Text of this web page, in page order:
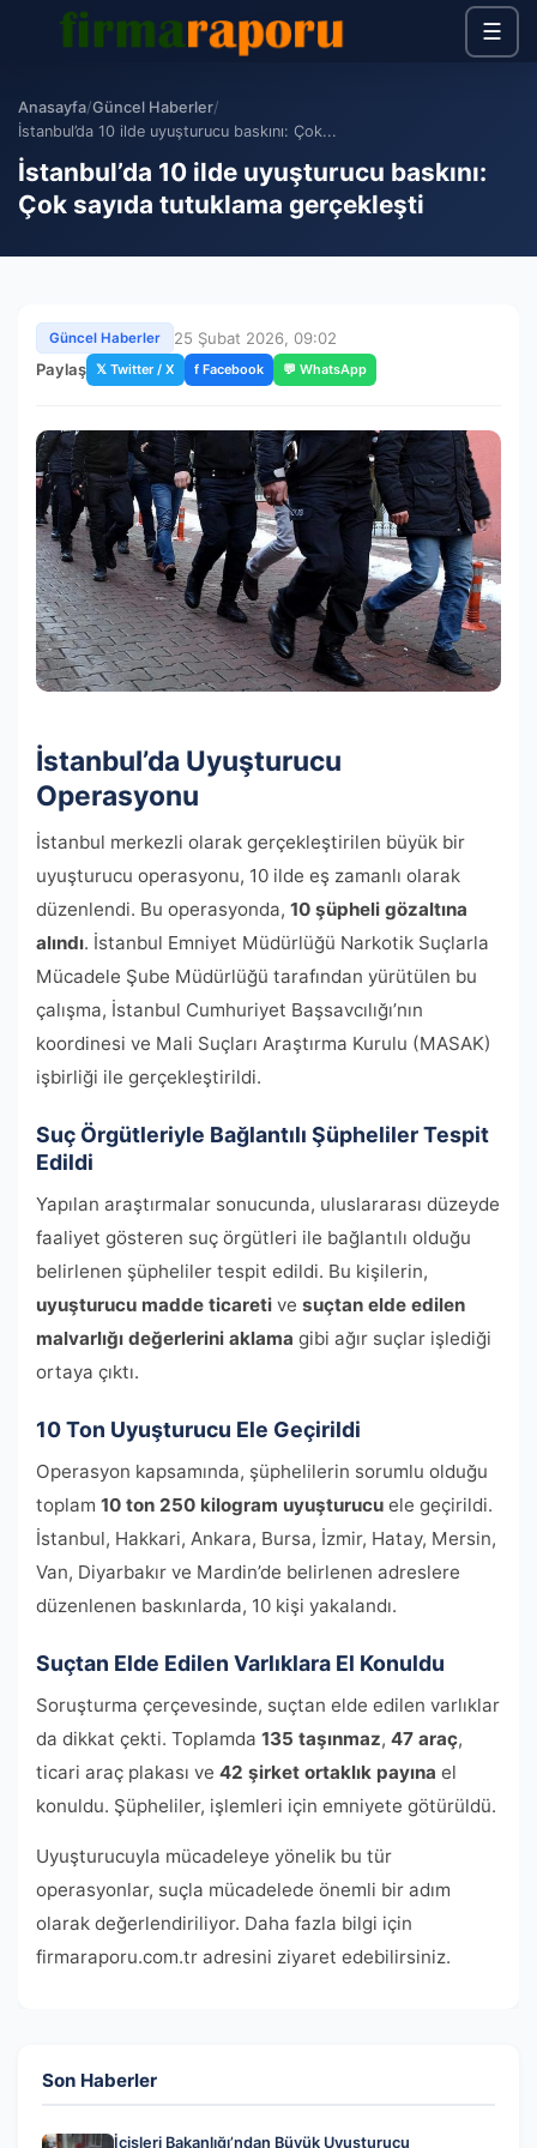
☰
Anasayfa/Güncel Haberler/
İstanbul’da 10 ilde uyuşturucu baskını: Çok...
İstanbul’da 10 ilde uyuşturucu baskını:
Çok sayıda tutuklama gerçekleşti
Güncel Haberler
25 Şubat 2026, 09:02
Paylaş 𝕏 Twitter / X f Facebook 💬 WhatsApp
İstanbul’da Uyuşturucu
Operasyonu
İstanbul merkezli olarak gerçekleştirilen büyük bir
uyuşturucu operasyonu, 10 ilde eş zamanlı olarak
düzenlendi. Bu operasyonda, 10 şüpheli gözaltına
alındı. İstanbul Emniyet Müdürlüğü Narkotik Suçlarla
Mücadele Şube Müdürlüğü tarafından yürütülen bu
çalışma, İstanbul Cumhuriyet Başsavcılığı’nın
koordinesi ve Mali Suçları Araştırma Kurulu (MASAK)
işbirliği ile gerçekleştirildi.
Suç Örgütleriyle Bağlantılı Şüpheliler Tespit
Edildi
Yapılan araştırmalar sonucunda, uluslararası düzeyde
faaliyet gösteren suç örgütleri ile bağlantılı olduğu
belirlenen şüpheliler tespit edildi. Bu kişilerin,
uyuşturucu madde ticareti ve suçtan elde edilen
malvarlığı değerlerini aklama gibi ağır suçlar işlediği
ortaya çıktı.
10 Ton Uyuşturucu Ele Geçirildi
Operasyon kapsamında, şüphelilerin sorumlu olduğu
toplam 10 ton 250 kilogram uyuşturucu ele geçirildi.
İstanbul, Hakkari, Ankara, Bursa, İzmir, Hatay, Mersin,
Van, Diyarbakır ve Mardin’de belirlenen adreslere
düzenlenen baskınlarda, 10 kişi yakalandı.
Suçtan Elde Edilen Varlıklara El Konuldu
Soruşturma çerçevesinde, suçtan elde edilen varlıklar
da dikkat çekti. Toplamda 135 taşınmaz, 47 araç,
ticari araç plakası ve 42 şirket ortaklık payına el
konuldu. Şüpheliler, işlemleri için emniyete götürüldü.
Uyuşturucuyla mücadeleye yönelik bu tür
operasyonlar, suçla mücadelede önemli bir adım
olarak değerlendiriliyor. Daha fazla bilgi için
firmaraporu.com.tr adresini ziyaret edebilirsiniz.
Son Haberler
İçişleri Bakanlığı’ndan Büyük Uyuşturucu